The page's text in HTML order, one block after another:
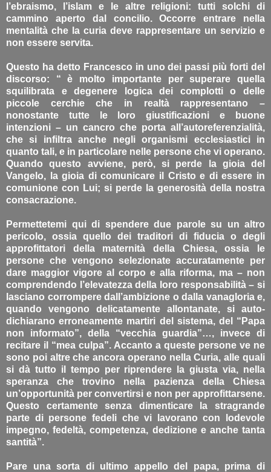
l’ebraismo, l’islam e le altre religioni: tutti solchi di
cammino aperto dal concilio. Occorre entrare nella
mentalità che la curia deve rappresentare un servizio e
non essere servita.
Questo ha detto Francesco in uno dei passi più forti del
discorso: “ è molto importante per superare quella
squilibrata e degenere logica dei complotti o delle
piccole cerchie che in realtà rappresentano –
nonostante tutte le loro giustificazioni e buone
intenzioni – un cancro che porta all’autoreferenzialità,
che si infiltra anche negli organismi ecclesiastici in
quanto tali, e in particolare nelle persone che vi operano.
Quando questo avviene, però, si perde la gioia del
Vangelo, la gioia di comunicare il Cristo e di essere in
comunione con Lui; si perde la generosità della nostra
consacrazione.
Permettetemi qui di spendere due parole su un altro
pericolo, ossia quello dei traditori di fiducia o degli
approfittatori della maternità della Chiesa, ossia le
persone che vengono selezionate accuratamente per
dare maggior vigore al corpo e alla riforma, ma – non
comprendendo l’elevatezza della loro responsabilità – si
lasciano corrompere dall’ambizione o dalla vanagloria e,
quando vengono delicatamente allontanate, si auto-
dichiarano erroneamente martiri del sistema, del “Papa
non informato”, della “vecchia guardia”…, invece di
recitare il “mea culpa”. Accanto a queste persone ve ne
sono poi altre che ancora operano nella Curia, alle quali
si dà tutto il tempo per riprendere la giusta via, nella
speranza che trovino nella pazienza della Chiesa
un’opportunità per convertirsi e non per approfittarsene.
Questo certamente senza dimenticare la stragrande
parte di persone fedeli che vi lavorano con lodevole
impegno, fedeltà, competenza, dedizione e anche tanta
santità”.
Pare una sorta di ultimo appello del papa, prima di